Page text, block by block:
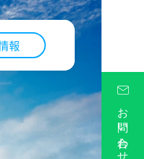
報
お問い合わせ